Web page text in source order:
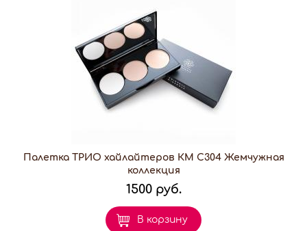
Палетка ТРИО хайлайтеров КМ С304 Жемчужная
коллекция
1500 руб.
В корзину